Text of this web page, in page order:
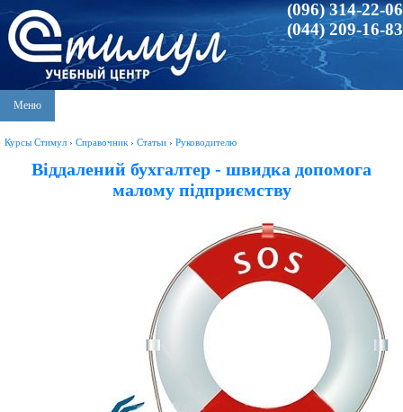
(096) 314-22-06
(044) 209-16-83
Меню
Курсы Стимул › Справочник › Статьи › Руководителю
Віддалений бухгалтер - швидка допомога
малому підприємству